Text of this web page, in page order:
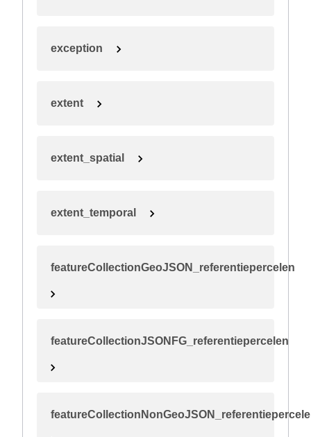
exception
extent
extent_spatial
extent_temporal
featureCollectionGeoJSON_referentiepercelen
featureCollectionJSONFG_referentiepercelen